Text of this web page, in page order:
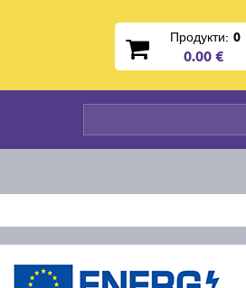
Продукти: 0
0.00 €